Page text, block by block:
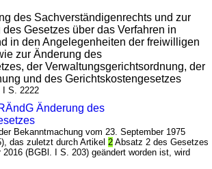
des Sachverständigenrechts und zur
Gesetzes über das Verfahren in
in den Angelegenheiten der freiwilligen
zur Änderung des
der Verwaltungsgerichtsordnung, der
und des Gerichtskostengesetzes
I S. 2222
Änderung des
Bekanntmachung vom 23. September 1975
das zuletzt durch Artikel2 Absatz 2 des Gesetzes
2016 (BGBl. I S. 203) geändert worden ist, wird